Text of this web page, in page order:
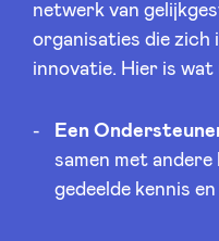
netwerk van
organisaties die
innovatie. Hier is
Een
samen met
gedeelde kennis